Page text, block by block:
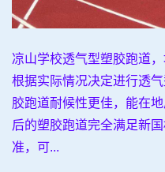
凉山学校透气型塑胶跑道
根据实际情况决定进行透
胶跑道耐候性更佳，能在
后的塑胶跑道完全满足新
准，可...